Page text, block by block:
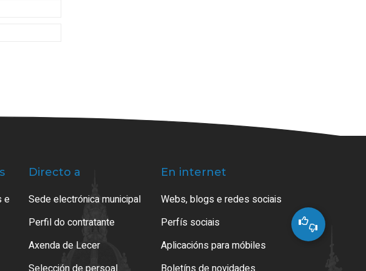
e
Directo a
Sede electrónica municipal
Perfil do contratante
Axenda de Lecer
En internet
Webs, blogs e redes sociais
Perfís sociais
Aplicacións para móbiles